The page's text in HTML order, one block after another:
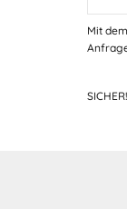
Mit